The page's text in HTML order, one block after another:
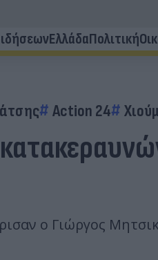
ΕλλάδαΠολιτική
Action 24
ο Γιώργος